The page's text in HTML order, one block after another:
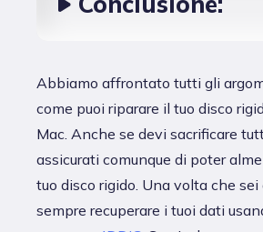
Abbiamo affrontato tutti gli
come puoi riparare il tuo disco
Mac. Anche se devi sacrificare
assicurati comunque di poter
tuo disco rigido. Una volta che
sempre recuperare i tuoi dati